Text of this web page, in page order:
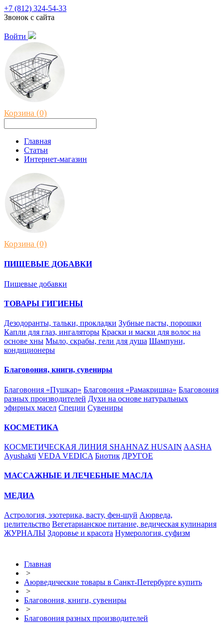
+7 (812) 324-54-33
Звонок с сайта
Войти
Корзина (0)
Главная
Статьи
Интернет-магазин
Корзина (0)
ПИЩЕВЫЕ ДОБАВКИ
Пищевые добавки
ТОВАРЫ ГИГИЕНЫ
Дезодоранты, тальки, прокладки Зубные пасты, порошки
Капли для глаз, ингаляторы Краски и маски для волос на
основе хны Мыло, скрабы, гели для душа Шампуни,
кондиционеры
Благовония, книги, сувениры
Благовония «Пушкар» Благовония «Рамакришна» Благовония
разных производителей Духи на основе натуральных
эфирных масел Специи Сувениры
КОСМЕТИКА
КОСМЕТИЧЕСКАЯ ЛИНИЯ SHAHNAZ HUSAIN AASHA
Ayushakti VEDA VEDICA Биотик ДРУГОЕ
МАССАЖНЫЕ И ЛЕЧЕБНЫЕ МАСЛА
МЕДИА
Астрология, эзотерика, васту, фен-шуй Аюрведа,
целительство Вегетарианское питание, ведическая кулинария
ЖУРНАЛЫ Здоровье и красота Нумерология, суфизм
Главная
>
Аюрведические товары в Санкт-Петербурге купить
>
Благовония, книги, сувениры
>
Благовония разных производителей